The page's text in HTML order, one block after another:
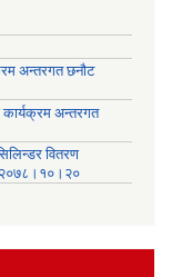
अन्तरगत छनौट
कार्यक्रम अन्तरगत
वितरण
२०७८।१०।२०